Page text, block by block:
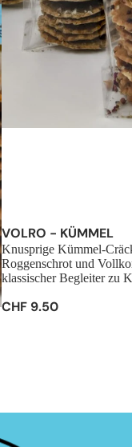
Sale
VOLRO - KÜMMEL
Knusprige Kümmel-
Roggenschrot und
klassischer Begleiter zu
CHF 9.50